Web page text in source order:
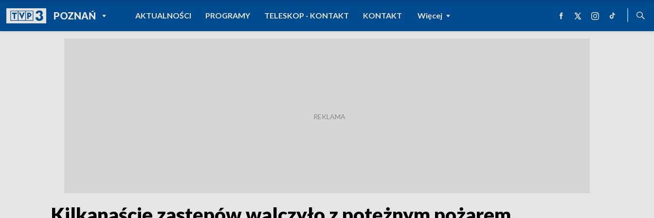
POZNAŃPOWRÓT DO
TVP REGIONY
AKTUALNOŚCI PROGRAMY TELESKOP - KONTAKT KONTAKT Więcej